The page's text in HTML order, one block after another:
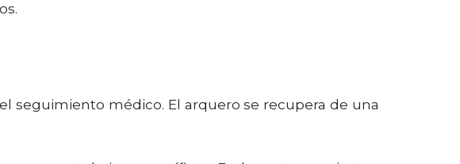
seguimiento médico. El arquero se recupera de una